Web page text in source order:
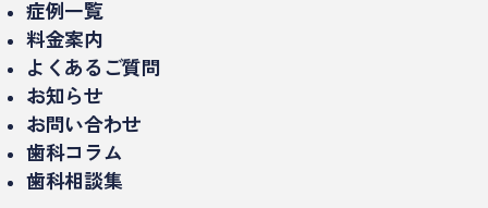
診療時間・アクセス
設備紹介（院内・機器）
医院概要
ドクター紹介
インプラント治療
セラミック治療/詰め物、被せもの
ミニッシュ
入れ歯、義歯
精密治療（マイクロスコープ）
症例一覧
料金案内
よくあるご質問
お知らせ
お問い合わせ
歯科コラム
インプラントのコラム
歯科相談集